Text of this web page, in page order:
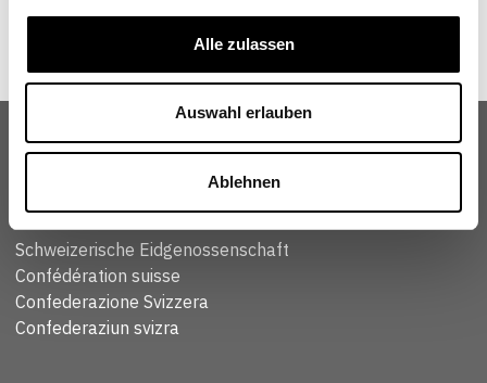
Alle zulassen
Auswahl erlauben
Ablehnen
Schweizerische Eidgenossenschaft
Confédération suisse
Confederazione Svizzera
Confederaziun svizra